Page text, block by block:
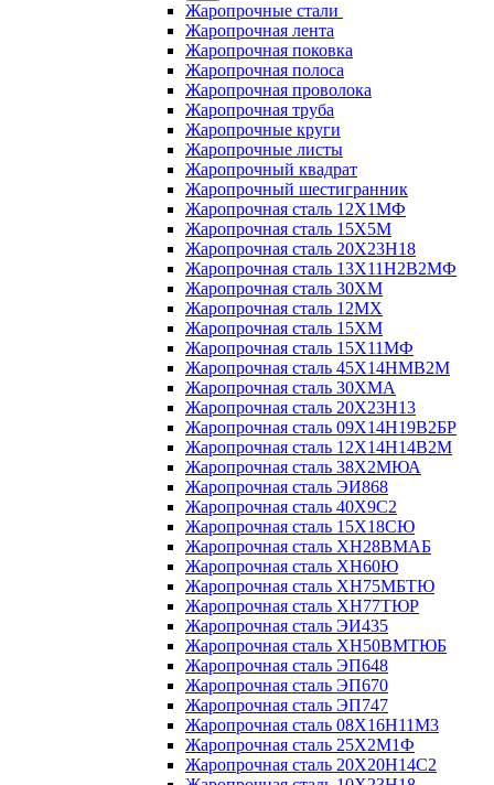
Жаропрочные стали
Жаропрочная лента
Жаропрочная поковка
Жаропрочная полоса
Жаропрочная проволока
Жаропрочная труба
Жаропрочные круги
Жаропрочные листы
Жаропрочный квадрат
Жаропрочный шестигранник
Жаропрочная сталь 12Х1МФ
Жаропрочная сталь 15Х5М
Жаропрочная сталь 20Х23Н18
Жаропрочная сталь 13Х11Н2В2МФ
Жаропрочная сталь 30ХМ
Жаропрочная сталь 12МХ
Жаропрочная сталь 15ХМ
Жаропрочная сталь 15Х11МФ
Жаропрочная сталь 45Х14НМВ2М
Жаропрочная сталь 30ХМА
Жаропрочная сталь 20Х23Н13
Жаропрочная сталь 09Х14Н19В2БР
Жаропрочная сталь 12Х14Н14В2М
Жаропрочная сталь 38Х2МЮА
Жаропрочная сталь ЭИ868
Жаропрочная сталь 40Х9С2
Жаропрочная сталь 15Х18СЮ
Жаропрочная сталь ХН28ВМАБ
Жаропрочная сталь ХН60Ю
Жаропрочная сталь ХН75МБТЮ
Жаропрочная сталь ХН77ТЮР
Жаропрочная сталь ЭИ435
Жаропрочная сталь ХН50ВМТЮБ
Жаропрочная сталь ЭП648
Жаропрочная сталь ЭП670
Жаропрочная сталь ЭП747
Жаропрочная сталь 08Х16Н11М3
Жаропрочная сталь 25Х2М1Ф
Жаропрочная сталь 20Х20Н14С2